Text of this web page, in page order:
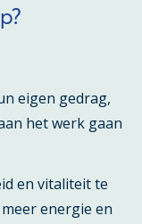
eigen gedrag,
het werk gaan
en vitaliteit te
energie en